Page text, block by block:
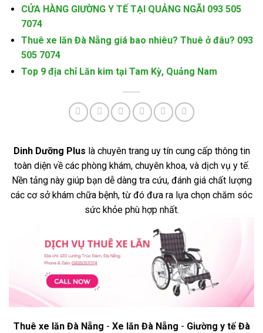
CỬA HÀNG GIƯỜNG Y TẾ TẠI QUẢNG NGÃI 093 505
7074
Thuê xe lăn Đà Nẵng giá bao nhiêu? Thuê ở đâu? 093
505 7074
Top 9 địa chỉ Lăn kim tại Tam Kỳ, Quảng Nam
Dinh Dưỡng Plus là chuyên trang uy tín cung cấp thông tin
toàn diện về các phòng khám, chuyên khoa, và dịch vụ y tế.
Nền tảng này giúp bạn dễ dàng tra cứu, đánh giá chất lượng
các cơ sở khám chữa bệnh, từ đó đưa ra lựa chọn chăm sóc
sức khỏe phù hợp nhất.
Thuê xe lăn Đà Nẵng - Xe lăn Đà Nẵng - Giường y tế Đà